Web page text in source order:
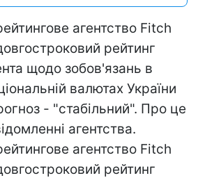
агентство Fitch
рейтинг
щодо зобов'язань в
валютах України
- "стабільний". Про це
агентства.
агентство Fitch
рейтинг